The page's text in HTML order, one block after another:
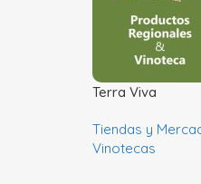
Terra Viva
Tiendas y
Vinotecas